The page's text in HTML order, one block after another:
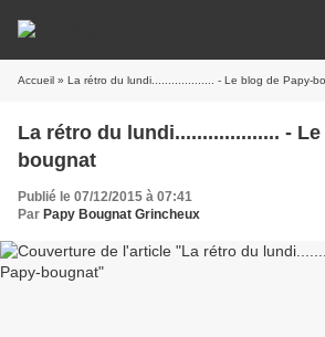
Accueil » La rétro du lundi................... - Le blog de Papy-
La rétro du lundi................... -
bougnat
Publié le 07/12/2015 à 07:41
Par Papy Bougnat Grincheux